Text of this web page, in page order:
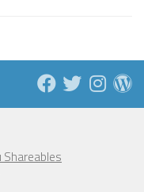
Shareables